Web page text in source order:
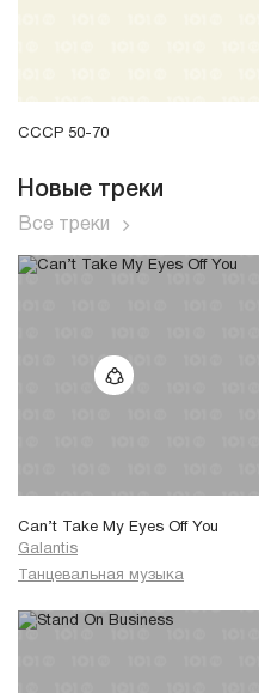
СССР 50-70
Новые треки
Все треки
Can’t Take My Eyes Off You
Galantis
Танцевальная музыка